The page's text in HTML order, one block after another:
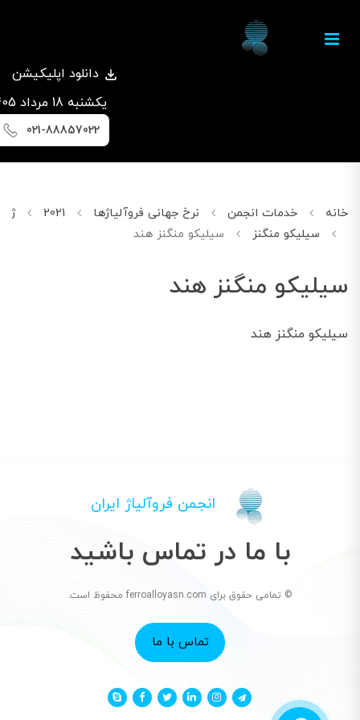
دانلود اپلیکیشن
يكشنبه 18 مرداد 1405
021-88857022
خانه خدمات انجمن نرخ جهانی فروآلیاژها 2021
سیلیکو منگنز
سیلیکو منگنز هند
سیلیکو منگنز هند
سیلیکو منگنز هند
انجمن فروآلیاژ ایران
با ما در تماس باشید
© تمامی حقوق برای ferroalloyasn.com محفوظ است.
تماس با ما